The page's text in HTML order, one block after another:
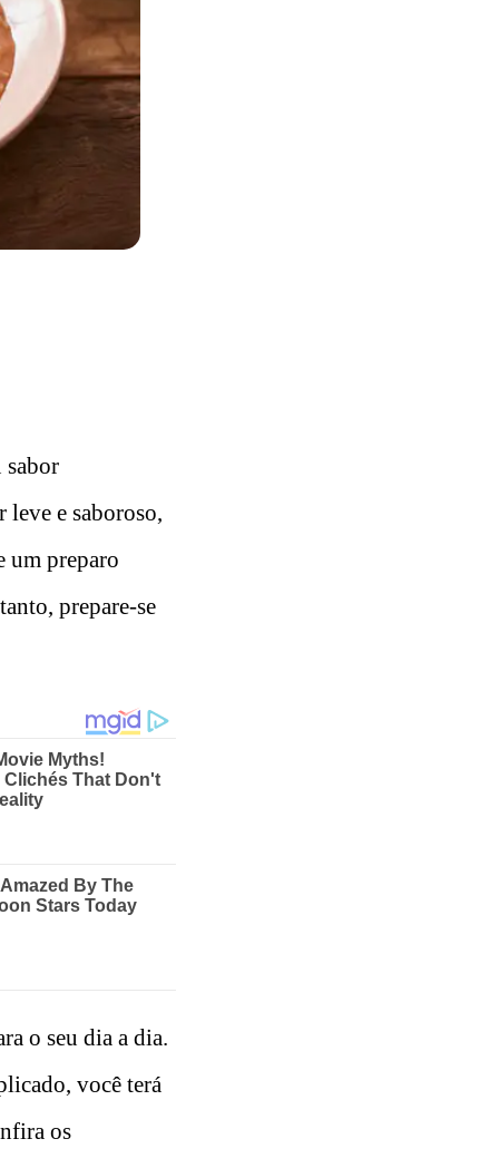
sabor
e saboroso,
um preparo
prepare-se
o seu dia a dia.
você terá
os